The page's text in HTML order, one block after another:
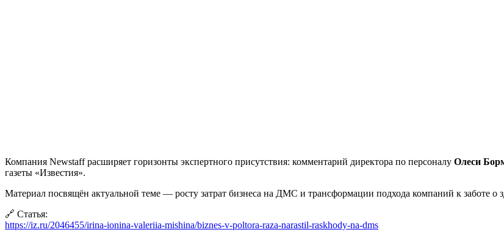
Компания Newstaff расширяет горизонты экспертного присутствия: комментарий директора по персоналу Олеси
газеты «Известия».
Материал посвящён актуальной теме — росту затрат бизнеса на ДМС и трансформации подхода компаний к заботе о
🔗 Статья:
https://iz.ru/2046455/irina-ionina-valeriia-mishina/biznes-v-poltora-raza-narastil-raskhody-na-dms